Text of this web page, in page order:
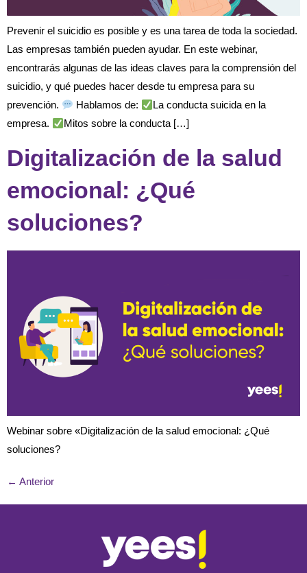
Prevenir el suicidio es posible y es una tarea de toda la sociedad.
Las empresas también pueden ayudar. En este webinar,
encontrarás algunas de las ideas claves para la comprensión del
suicidio, y qué puedes hacer desde tu empresa para su
prevención.
Hablamos de:
La conducta suicida en la
empresa.
Mitos sobre la conducta […]
Digitalización de la salud
emocional: ¿Qué
soluciones?
Webinar sobre «Digitalización de la salud emocional: ¿Qué
soluciones?
← Anterior